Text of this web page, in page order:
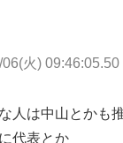
火)
人は中山とかも
代表とか